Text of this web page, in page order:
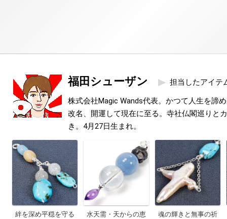
福田シューザン 担当したアイテ
株式会社Magic Wands代表。かつて人生を諦
改名、開運して現在に至る。寺社仏閣巡りと
き。4月27日生まれ。
絆を深め平穏を守る
水天需・天からの恵
魂の輝きと無事の祈